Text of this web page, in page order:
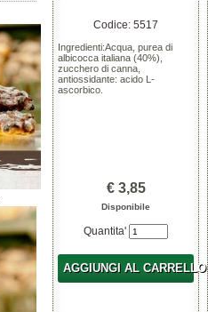
Codice: 5517
Ingredienti:Acqua, purea di
albicocca italiana (40%),
zucchero di canna,
antiossidante: acido L-
ascorbico.
€ 3,85
Disponibile
Quantita'
AGGIUNGI AL CARRELLO